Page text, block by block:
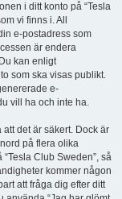
i ditt konto på “Tesla
vi finns i. All
e-postadress som
är endera
kan enligt
som ska visas publikt.
e-
vill ha och inte ha.
det är säkert. Dock är
på flera olika
Club Sweden”, så
kommer någon
att fråga dig efter ditt